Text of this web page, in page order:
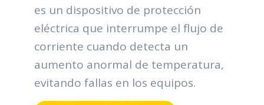
es un dispositivo de protección
eléctrica que interrumpe el flujo de
corriente cuando detecta un
aumento anormal de temperatura,
evitando fallas en los equipos.